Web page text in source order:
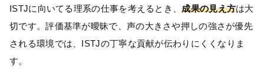
ISTJに向いてる理系の仕事を考えるとき、成果の見え方は大
切です。評価基準が曖昧で、声の大きさや押しの強さが優先
される環境では、ISTJの丁寧な貢献が伝わりにくくなりま
す。